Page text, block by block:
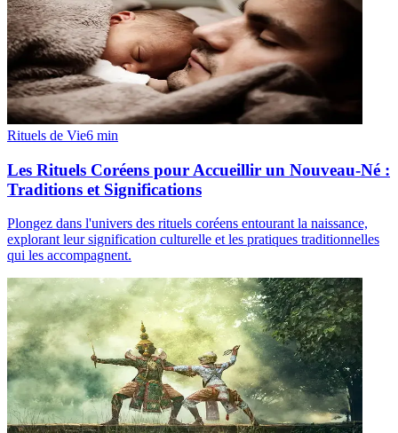
Rituels de Vie6 min
Les Rituels Coréens pour Accueillir un Nouveau-Né :
Traditions et Significations
Plongez dans l'univers des rituels coréens entourant la naissance,
explorant leur signification culturelle et les pratiques traditionnelles
qui les accompagnent.